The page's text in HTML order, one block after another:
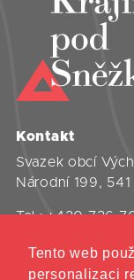
Tento web
personalizaci
Kontakt
Svazek obcí
Národní 199,
Tel.:+420 736